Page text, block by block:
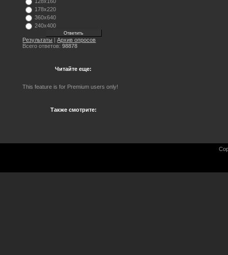
178x220
360x640
240x400
Результаты |Архив опросов
Всего ответов:98878
Читайте еще:
This feature is for Premium users only!
Также смотрите: